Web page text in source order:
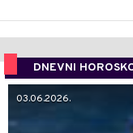
DNEVNI
03.06.2026.